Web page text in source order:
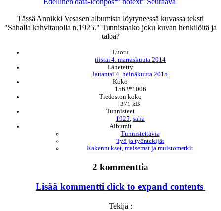
Edellinen data-iconpos="notext" Seuraava
Tässä Annikki Vesasen albumista löytyneessä kuvassa teksti
"Sahalla kahvitauolla n.1925." Tunnistaako joku kuvan henkilöitä ja
taloa?
Luotu
tiistai 4. marraskuuta 2014
Lähetetty
lauantai 4. heinäkuuta 2015
Koko
1562*1006
Tiedoston koko
371 kB
Tunnisteet
1925, saha
Albumit
Tunnistettavia
Työ ja työntekijät
Rakennukset, maisemat ja muistomerkit
2 kommenttia
Lisää kommentticlick to expand contents
Tekijä :